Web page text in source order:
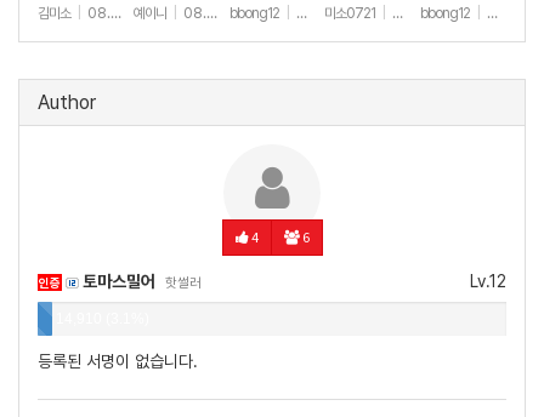
김미소 08.07 +192
예이니 08.04 +71
bbong12 07.31+90
하세요🫶
미소0721 07.31+265
한 일상샷
bbong12 07.28
Author
4 6
Lv.12
인증 토마스밀어 핫썰러
등록된 서명이 없습니다.